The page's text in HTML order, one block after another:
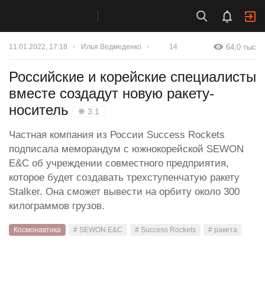
11.01.2022, 17:18 Илья Ведмеденко 14 64,0 тыс
Российские и корейские специалисты
вместе создадут новую ракету-
носитель
❋ 3.1
Частная компания из России Success Rockets
подписала меморандум с южнокорейской SEWON
E&C об учреждении совместного предприятия,
которое будет создавать трехступенчатую ракету
Stalker. Она сможет вывести на орбиту около 300
килограммов грузов.
Космонавтика # SEWON E&C # Success Rockets # ракета